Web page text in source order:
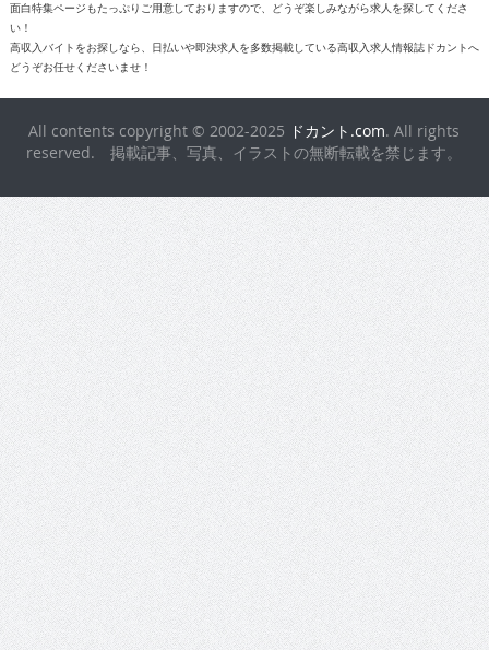
面白特集ページもたっぷりご用意しておりますので、どうぞ楽しみながら求人を探してくださ
い！
高収入バイトをお探しなら、日払いや即決求人を多数掲載している高収入求人情報誌ドカントへ
どうぞお任せくださいませ！
All contents copyright © 2002-2025 ドカント.com. All rights
reserved. 掲載記事、写真、イラストの無断転載を禁じます。